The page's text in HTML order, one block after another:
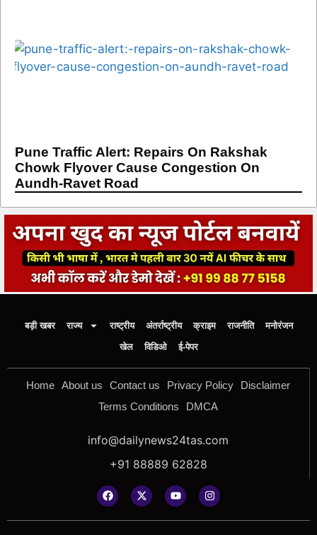
Pune Traffic Alert: Repairs On Rakshak
Chowk Flyover Cause Congestion On
Aundh-Ravet Road
बड़ी खबर राज्य राष्ट्रीय अंतर्राष्ट्रीय क्राइम राजनीति
मनोरंजन
खेल
विडिओ ई-पेपर
Home About us Contact us Privacy Policy
Disclaimer
Terms Conditions
DMCA
info@dailynews24tas.com
+91 88889 62828